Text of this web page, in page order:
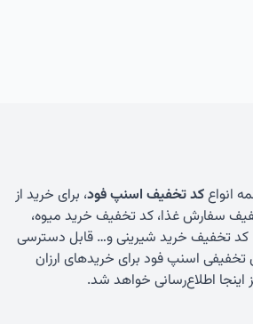
انواعکد تخفیف اسنپ فود، برای خرید از
سفارش غذا، کد تخفیف خرید میوه،
کد تخفیف خرید شیرینی و… قابل دسترسی
اسنپ فود برای خریدهای ارزان
اطلاع‌رسانی خواهد شد.